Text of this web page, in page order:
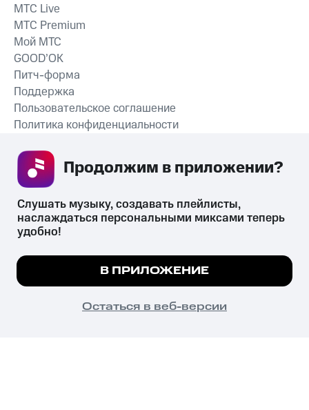
СКАЧАТЬ ПРИЛОЖЕНИЕ
MTС Live
MTС Premium
Мой МТС
GOOD’OK
Питч-форма
Поддержка
Пользовательское соглашение
Политика конфиденциальности
психотропных веществ, их аналогов причиняет вред здоровью,
их незаконный оборот запрещён и влечёт установленную
законодательством ответственность.
© 2026 ООО «КИОН».
Все права защищены
Мы используем куки, чтобы на сайте все
Подробнее
ПОНЯТНО
Слушать музыку, создавать плейлисты,
наслаждаться персональными миксами теперь
удобно!
В ПРИЛОЖЕНИЕ
Остаться в веб-версии